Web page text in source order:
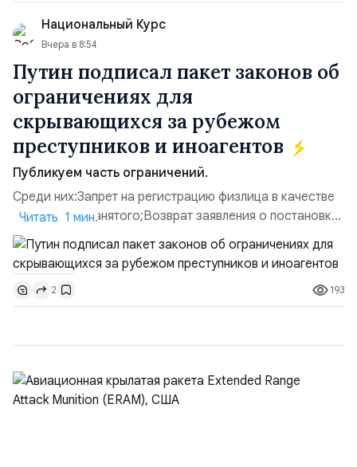
использовавшиеся для хранения военного
имущества ВСУ; Сортировочны...
Национальный Курс
Вчера в 8:54
Путин подписал пакет законов об
ограничениях для
скрывающихся за рубежом
преступников и иноагентов
Публикуем часть ограничений.
Среди них:Запрет на регистрацию физлица в качестве
ИП или самозанятого;Возврат заявления о постановке
недвижимости на кадастровый учет;Ограничение
водительских прав;Запрет регистрации транспортных
средств и на заключение сделок по
доверенности;Отказ в заключении кредитного
договора, предоставлении государственных и
Читать 1 мин.
2 193